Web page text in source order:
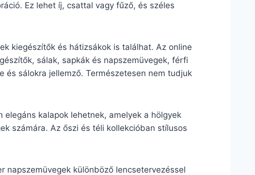
Ez lehet íj, csattal vagy fűző, és széles
kiegészítők és hátizsákok is találhat. Az online
sálak, sapkák és napszemüvegek, férfi
és sálokra jellemző. Természetesen nem tudjuk
kalapok lehetnek, amelyek a hölgyek
számára. Az őszi és téli kollekcióban stílusos
napszemüvegek különböző lencsetervezéssel